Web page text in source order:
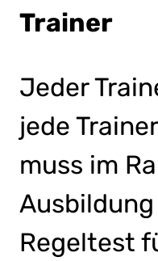
Trainer
Jeder
jede
muss im
Regeltest